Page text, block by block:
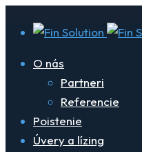
O nás
Partneri
Referencie
Poistenie
Úvery a lízing